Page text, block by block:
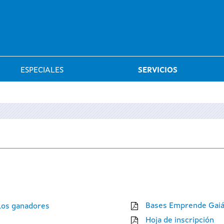
ESPECIALES SERVICIOS
ganadores
Bases Emprende
Hoja de inscripción